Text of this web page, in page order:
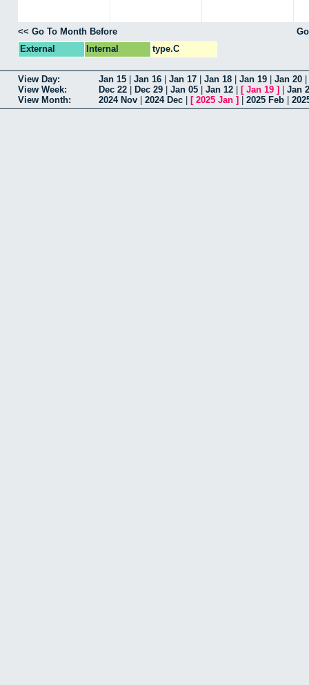
<< Go To Month Before
External
Internal type.C
View Day: Jan 15 Jan 16 Jan 17 Jan 18 Jan 19 Jan 20
View Week:
Dec 22 Dec 29 Jan 05 Jan 12 [ Jan 19 ]
Jan
View Month:
2024 Nov 2024 Dec [ 2025 Jan ] 2025 Feb